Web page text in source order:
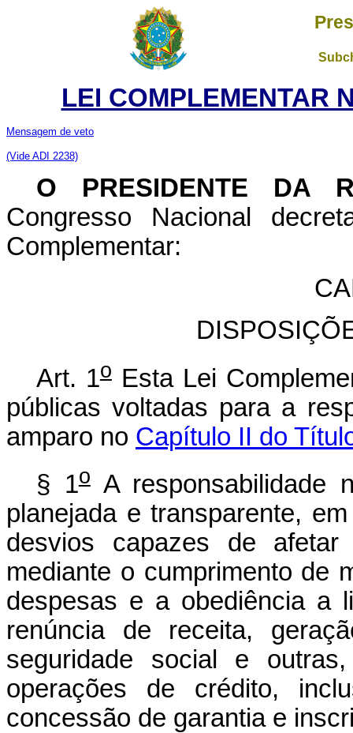
LEI COMPLEMENTAR
Mensagem de veto
(Vide ADI 2238)
O PRESIDENTE DA
Congresso Nacional
Complementar:
Art. 1o Esta Lei
públicas voltadas para a
amparo no Capítulo II do
§ 1oA responsabilidade
planejada e transparente,
desvios capazes de
mediante o cumprimento de
despesas e a obediência a
renúncia de receita,
seguridade social e
operações de crédito,
concessão de garantia e